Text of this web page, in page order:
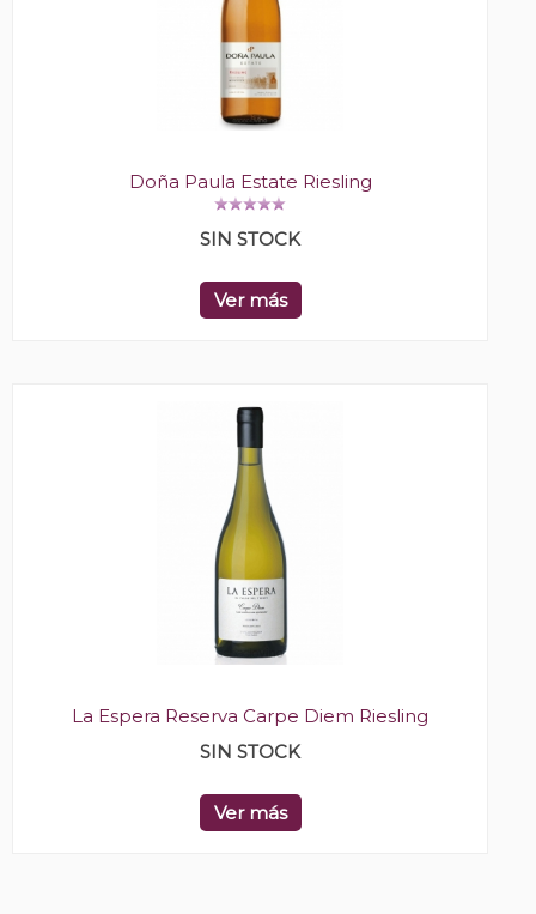
Doña Paula Estate Riesling
SIN STOCK
Ver más
La Espera Reserva Carpe Diem Riesling
SIN STOCK
Ver más